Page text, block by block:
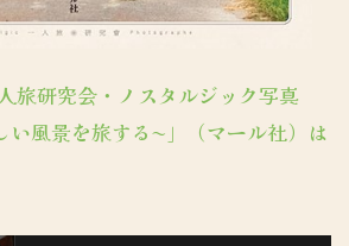
旅研究会・ノスタルジック写真
い風景を旅する〜」（マール社）は